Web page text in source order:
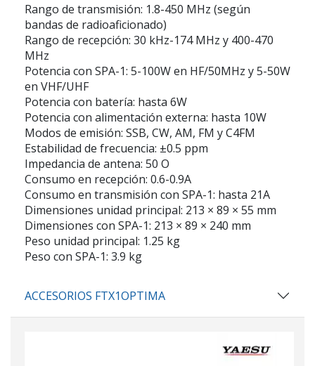
Rango de transmisión: 1.8-450 MHz (según
bandas de radioaficionado)
Rango de recepción: 30 kHz-174 MHz y 400-470
MHz
Potencia con SPA-1: 5-100W en HF/50MHz y 5-50W
en VHF/UHF
Potencia con batería: hasta 6W
Potencia con alimentación externa: hasta 10W
Modos de emisión: SSB, CW, AM, FM y C4FM
Estabilidad de frecuencia: ±0.5 ppm
Impedancia de antena: 50 O
Consumo en recepción: 0.6-0.9A
Consumo en transmisión con SPA-1: hasta 21A
Dimensiones unidad principal: 213 × 89 × 55 mm
Dimensiones con SPA-1: 213 × 89 × 240 mm
Peso unidad principal: 1.25 kg
Peso con SPA-1: 3.9 kg
ACCESORIOS FTX1OPTIMA